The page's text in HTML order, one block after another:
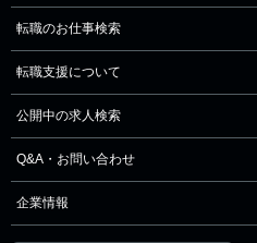
転職のお仕事検索
転職支援について
公開中の求人検索
Q&A・お問い合わせ
企業情報